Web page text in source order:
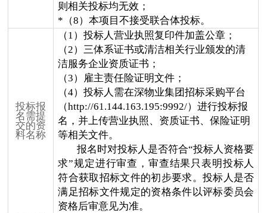
则相关投标均无效；
*（8）本项目不接受联合体投标。
投标报
名需提
交的资
料名称
（1）投标人营业执照复印件加盖公章；
（2）三体系证书或清洁相关行业颁发的清
洁服务企业资质证书 ；
（3） 雇主责任险证明文件；
（4）投标人需在深物业集团招标采购平台
（http://61.144.163.195:9992/）进行投标报
名，并上传营业执照 、资质证书、保险证明
等相关文件。
报名时对投标人是否符合“投标人资格要
求”规定进行审查，审查结果只表明投标人
符合获取招标文件的初步要求。投标人是否
满足招标文件规定的资格条件以评标委员会
资格后审意见为准。